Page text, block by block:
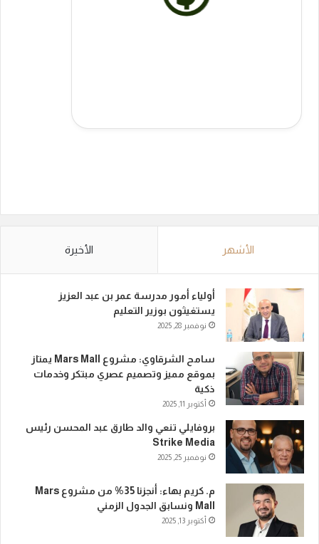
الأشهر الأخيرة
أولياء أمور مدرسة عمر بن عبد العزيز
يستغيثون بوزير التعليم
نوفمبر 28, 2025
سامح الشرقاوي: مشروع Mars Mall يمتاز
بموقع مميز وتصميم عصري مبتكر وخدمات
ذكية
أكتوبر 11, 2025
بروفايلي تنعي والد طارق عبد المحسن رئيس
Strike Media
نوفمبر 25, 2025
م. كريم بهاء: أنجزنا 35% من مشروع Mars
Mall ونسابق الجدول الزمني
أكتوبر 13, 2025